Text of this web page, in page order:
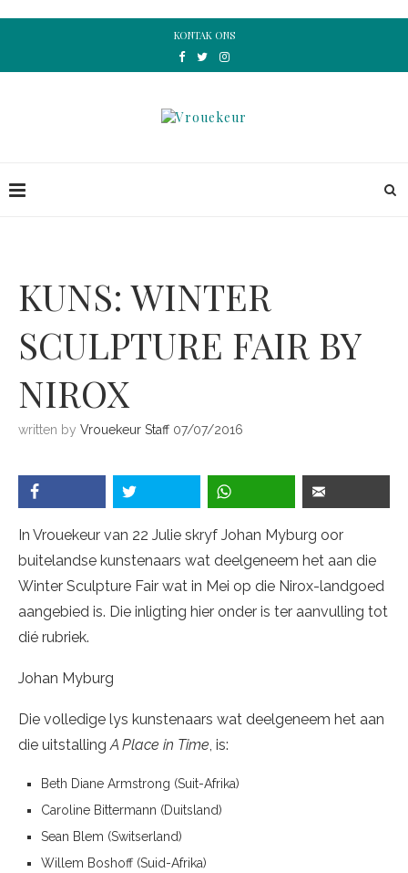
KONTAK ONS
KUNS: WINTER
SCULPTURE FAIR BY
NIROX
written by Vrouekeur Staff 07/07/2016
In Vrouekeur van 22 Julie skryf Johan Myburg oor
buitelandse kunstenaars wat deelgeneem het aan die
Winter Sculpture Fair wat in Mei op die Nirox-landgoed
aangebied is. Die inligting hier onder is ter aanvulling tot
dié rubriek.
Johan Myburg
Die volledige lys kunstenaars wat deelgeneem het aan
die uitstallingA Place in Time, is:
Beth Diane Armstrong (Suit-Afrika)
Caroline Bittermann (Duitsland)
Sean Blem (Switserland)
Willem Boshoff (Suid-Afrika)